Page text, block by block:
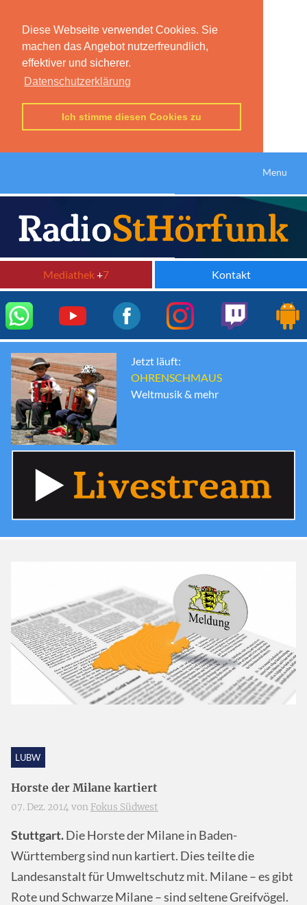
Diese Webseite verwendet Cookies. Sie
machen das Angebot nutzerfreundlich,
effektiver und sicherer.
Datenschutzerklärung
Ich stimme diesen Cookies zu
Menu
Mediathek+7 Kontakt
Jetzt läuft:
OHRENSCHMAUS
Weltmusik & mehr
LUBW
Horste der Milane kartiert
07. Dez. 2014 von Fokus Südwest
Stuttgart.Die Horste der Milane in Baden-
Württemberg sind nun kartiert. Dies teilte die
Landesanstalt für Umweltschutz mit. Milane – es gibt
Rote und Schwarze Milane – sind seltene Greifvögel.